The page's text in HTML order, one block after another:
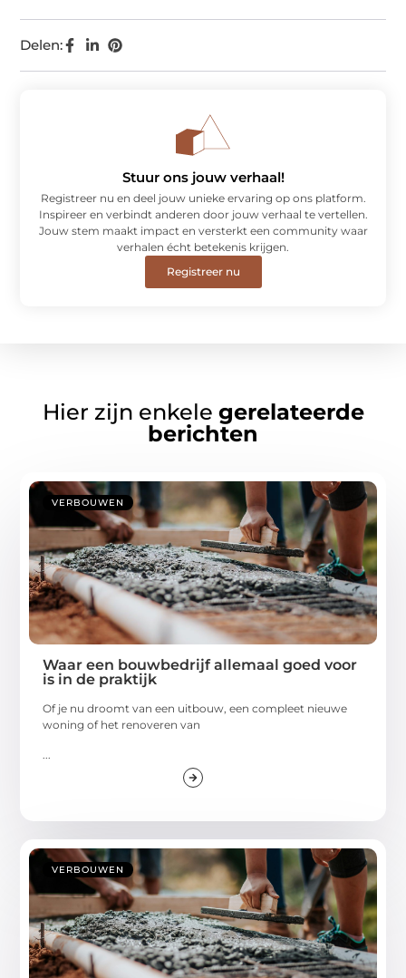
Delen:
Stuur ons jouw verhaal!
Registreer nu en deel jouw unieke ervaring op ons platform.
Inspireer en verbindt anderen door jouw verhaal te vertellen.
Jouw stem maakt impact en versterkt een community waar
verhalen écht betekenis krijgen.
Registreer nu
Hier zijn enkele gerelateerde
berichten
VERBOUWEN
Waar een bouwbedrijf allemaal goed voor
is in de praktijk
Of je nu droomt van een uitbouw, een compleet nieuwe
woning of het renoveren van
VERBOUWEN